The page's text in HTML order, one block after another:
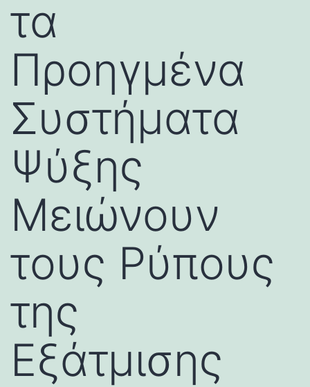
τα
Προηγμένα
Συστήματα
Ψύξης
Μειώνουν
τους Ρύπους
της
Εξάτμισης